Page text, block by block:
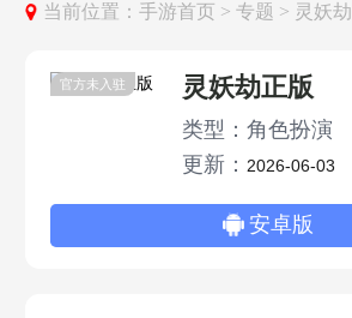
当前位置：手游首页 >专题 > 灵妖劫
官方未入驻 灵妖劫正版
类型：角色扮演
更新： 2026-06-03
安卓版